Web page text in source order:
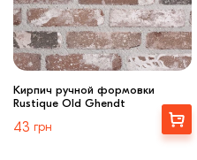
Кирпич ручной формовки
Rustique Old Ghendt
43 грн
Выбрать